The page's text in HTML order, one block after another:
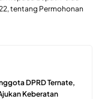
tentang Permohonan
DPRD Ternate,
Keberatan